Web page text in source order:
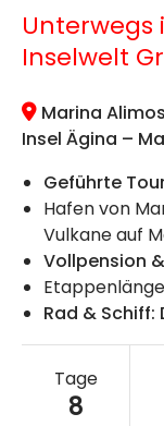
Unterwegs
Inselwelt
Marina
Insel Ägina –
Geführte
Hafen von
Vulkane auf
Vollpension
Rad &
Tage
8